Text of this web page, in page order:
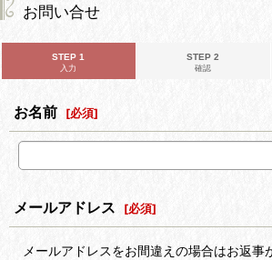
お問い合せ
STEP 1
入力
STEP 2
確認
お名前 [必須]
メールアドレス [必須]
メールアドレスをお間違えの場合はお返事